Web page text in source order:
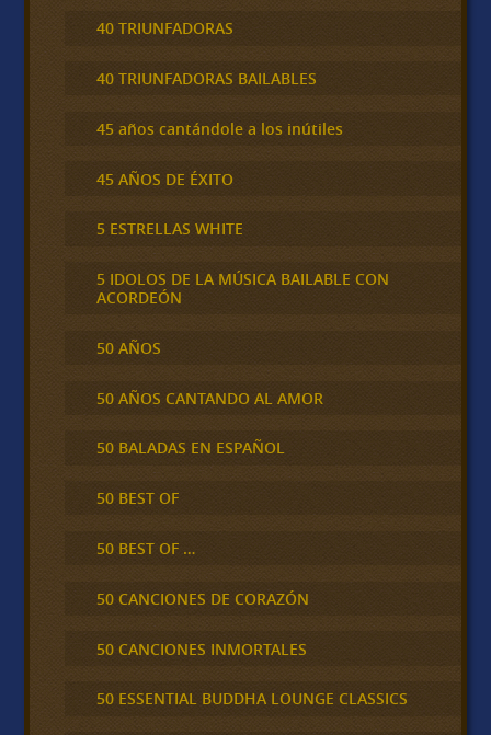
40 TRIUNFADORAS
40 TRIUNFADORAS BAILABLES
45 años cantándole a los inútiles
45 AÑOS DE ÉXITO
5 ESTRELLAS WHITE
5 IDOLOS DE LA MÚSICA BAILABLE CON
ACORDEÓN
50 AÑOS
50 AÑOS CANTANDO AL AMOR
50 BALADAS EN ESPAÑOL
50 BEST OF
50 BEST OF …
50 CANCIONES DE CORAZÓN
50 CANCIONES INMORTALES
50 ESSENTIAL BUDDHA LOUNGE CLASSICS